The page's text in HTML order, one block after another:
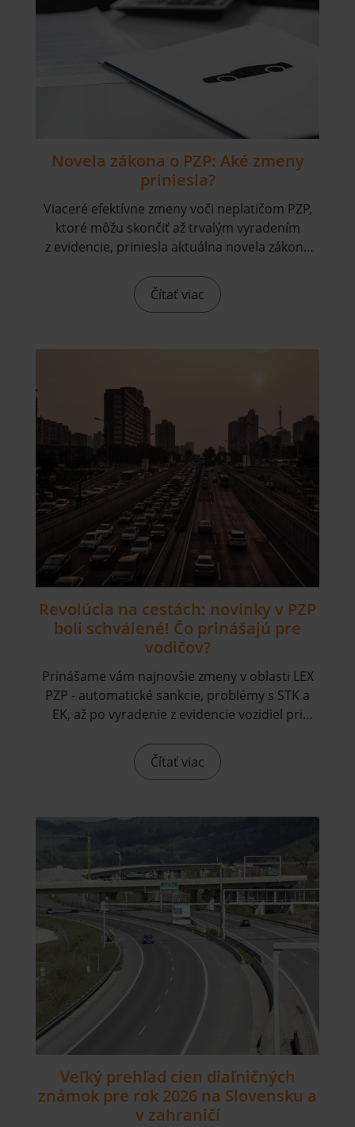
Novela zákona o PZP: Aké zmeny
priniesla?
Viaceré efektívne zmeny voči neplatičom PZP,
ktoré môžu skončiť až trvalým vyradením
z evidencie, priniesla aktuálna novela zákona
Čítať viac
Revolúcia na cestách: novinky v PZP
boli schválené! Čo prinášajú pre
vodičov?
Prinášame vám najnovšie zmeny v oblasti LEX
PZP - automatické sankcie, problémy s STK a
EK, až po vyradenie z evidencie vozidiel pri
predišli nepríjemnostiam a prípadným
pokutám.
Čítať viac
Veľký prehľad cien diaľničných
známok pre rok 2026 na Slovensku a
v zahraničí